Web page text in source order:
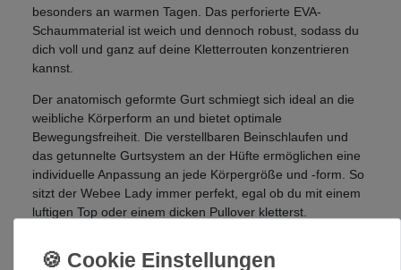
besonders an warmen Tagen. Das perforierte EVA-
Schaummaterial ist weich und dennoch robust, sodass du
dich voll und ganz auf deine Kletterrouten konzentrieren
kannst.
Der anatomisch geformte Gurt schmiegt sich ideal an die
weibliche Körperform an und bietet optimale
Bewegungsfreiheit. Die verstellbaren Beinschlaufen und
das getunnelte Gurtsystem an der Hüfte ermöglichen eine
individuelle Anpassung an jede Körpergröße und -form. So
sitzt der Webee Lady immer perfekt, egal ob du mit einem
luftigen Top oder einem dicken Pullover kletterst.
Edelstahlschnallen, mit denen du den Gurt schnell und